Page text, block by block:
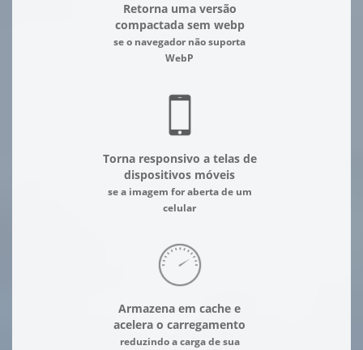
Retorna uma versão
compactada sem webp
se o navegador não suporta
WebP
Torna responsivo a telas de
dispositivos móveis
se a imagem for aberta de um
celular
Armazena em cache e
acelera o carregamento
reduzindo a carga de sua